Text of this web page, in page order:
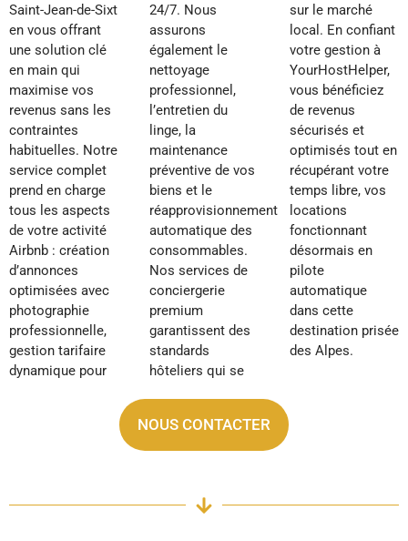
Saint-Jean-de-Sixt
en vous offrant
une solution clé
en main qui
maximise vos
revenus sans les
contraintes
habituelles. Notre
service complet
prend en charge
tous les aspects
de votre activité
Airbnb : création
d’annonces
optimisées avec
photographie
professionnelle,
gestion tarifaire
dynamique pour
24/7. Nous
assurons
également le
nettoyage
professionnel,
l’entretien du
linge, la
maintenance
préventive de vos
biens et le
réapprovisionnement
automatique des
consommables.
Nos services de
conciergerie
premium
garantissent des
standards
hôteliers qui se
sur le marché
local. En confiant
votre gestion à
YourHostHelper,
vous bénéficiez
de revenus
sécurisés et
optimisés tout en
récupérant votre
temps libre, vos
locations
fonctionnant
désormais en
pilote
automatique
dans cette
destination prisée
des Alpes.
NOUS CONTACTER